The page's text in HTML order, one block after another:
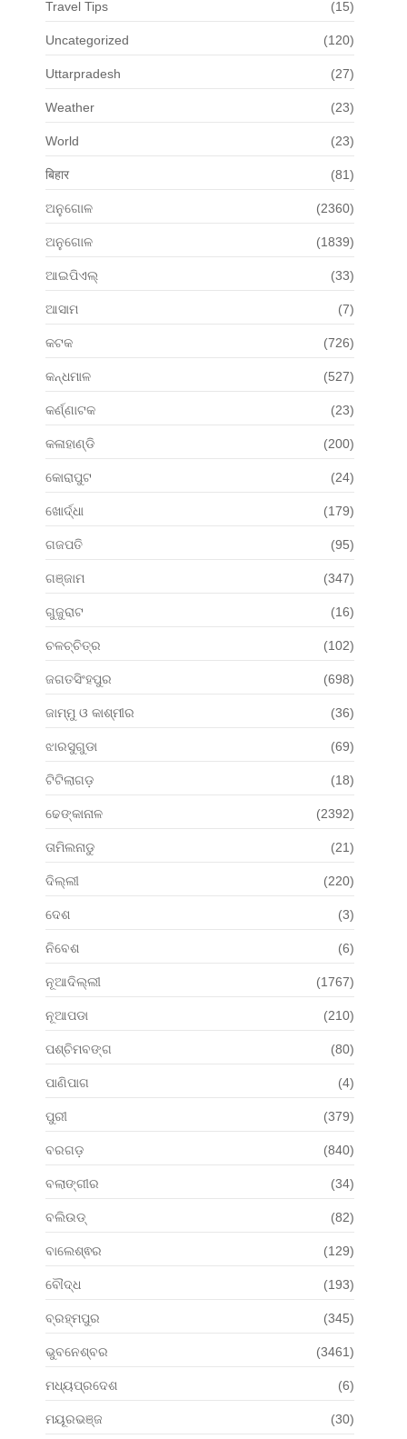
Travel Tips (15)
Uncategorized (120)
Uttarpradesh (27)
Weather (23)
World (23)
बिहार (81)
ଅନୁଗୋଳ (2360)
ଅନୁଗୋଳ (1839)
ଆଇପିଏଲ୍ (33)
ଆସାମ (7)
କଟକ (726)
କନ୍ଧମାଳ (527)
କର୍ଣ୍ଣାଟକ (23)
କଳାହାଣ୍ଡି (200)
କୋରାପୁଟ (24)
ଖୋର୍ଦ୍ଧା (179)
ଗଜପତି (95)
ଗଞ୍ଜାମ (347)
ଗୁଜୁରାଟ (16)
ଚଳଚ୍ଚିତ୍ର (102)
ଜଗତସିଂହପୁର (698)
ଜାମ୍ମୁ ଓ କାଶ୍ମୀର (36)
ଝାରସୁଗୁଡା (69)
ଟିଟିଲାଗଡ଼ (18)
ଢେଙ୍କାନାଳ (2392)
ତାମିଲନାଡୁ (21)
ଦିଲ୍ଲୀ (220)
ଦେଶ (3)
ନିବେଶ (6)
ନୂଆଦିଲ୍ଲୀ (1767)
ନୂଆପଡା (210)
ପଶ୍ଚିମବଙ୍ଗ (80)
ପାଣିପାଗ (4)
ପୁରୀ (379)
ବରଗଡ଼ (840)
ବଲାଙ୍ଗୀର (34)
ବଲିଉଡ୍ (82)
ବାଲେଶ୍ଵର (129)
ବୌଦ୍ଧ (193)
ବ୍ରହ୍ମପୁର (345)
ଭୁବନେଶ୍ବର (3461)
ମଧ୍ୟପ୍ରଦେଶ (6)
ମୟୂରଭଞ୍ଜ (30)